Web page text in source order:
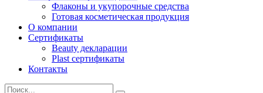
Флаконы и укупорочные средства
Готовая косметическая продукция
О компании
Сертификаты
Beauty декларации
Plast сертификаты
Контакты